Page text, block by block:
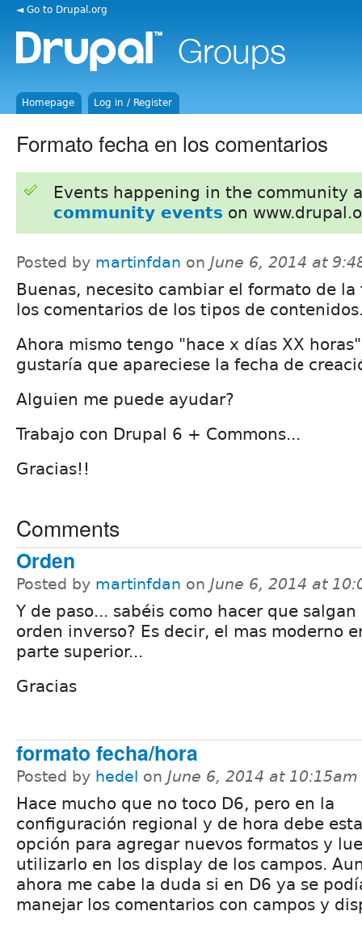
◄ Go to Drupal.org
Homepage Log in / Register
Formato fecha en los comentarios
Events happening in the community
community events on
Posted by martinfdan on June 6, 2014 at
Buenas, necesito cambiar el formato de la
los comentarios de los tipos de
Ahora mismo tengo "hace x días XX
gustaría que apareciese la fecha de
Alguien me puede ayudar?
Trabajo con Drupal 6 + Commons...
Gracias!!
Comments
Orden
Posted by martinfdan on June 6, 2014 at
Y de paso... sabéis como hacer que salgan
orden inverso? Es decir, el mas moderno
parte superior...
Gracias
formato fecha/hora
Posted by hedel on June 6, 2014 at 10:15am
Hace mucho que no toco D6, pero en la
configuración regional y de hora debe
opción para agregar nuevos formatos y
utilizarlo en los display de los campos.
ahora me cabe la duda si en D6 ya se
manejar los comentarios con campos y